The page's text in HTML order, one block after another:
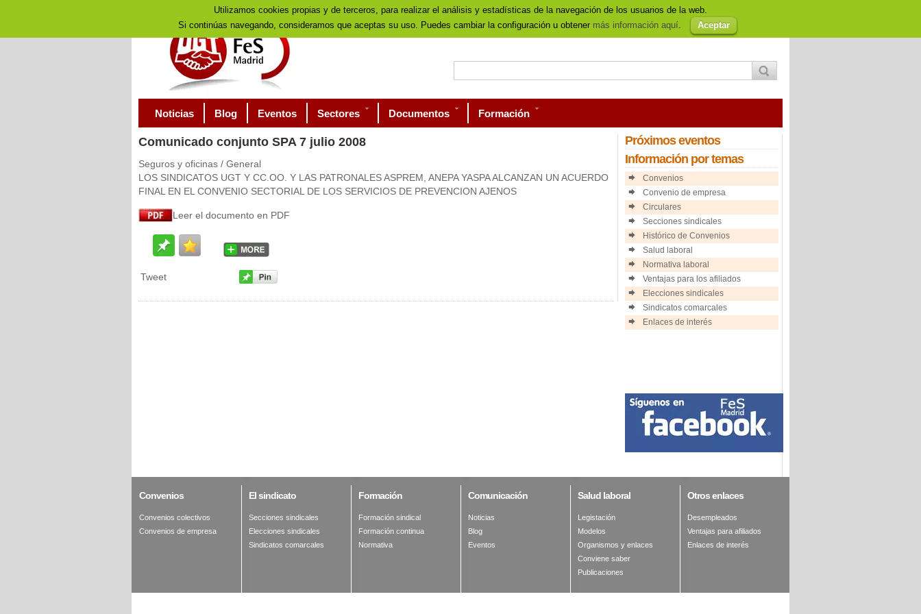
Quiénes somos Contacto Mapa Web Aviso Legal Política de cookies Afiliación
Noticias Blog Eventos Sectores Documentos Formación
Comunicado conjunto SPA 7 julio 2008
Seguros y oficinas / General
LOS SINDICATOS UGT Y CC.OO. Y LAS PATRONALES ASPREM, ANEPA YASPA ALCANZAN UN ACUERDO
FINAL EN EL CONVENIO SECTORIAL DE LOS SERVICIOS DE PREVENCION AJENOS
Leer el documento en PDF
Tweet
Próximoseventos
Información por temas
Convenios
Convenio de empresa
Circulares
Secciones sindicales
Histórico de Convenios
Salud laboral
Normativa laboral
Ventajas para los afiliados
Elecciones sindicales
Sindicatos comarcales
Enlaces de interés
Convenios
Convenios colectivos
Convenios de empresa
Elsindicato
Secciones sindicales
Elecciones sindicales
Sindicatos comarcales
Formación
Formación sindical
Formación continua
Normativa
Comunicación
Noticias
Blog
Eventos
Salud laboral
Legistación
Modelos
Organismos y enlaces
Conviene saber
Publicaciones
Otrosenlaces
Desempleados
Ventajas para afiliados
Enlaces de interés
Utilizamos cookies propias y de terceros, para realizar el análisis y estadísticas de la navegación de los usuarios de la web.
Si continúas navegando, consideramos que aceptas su uso. Puedes cambiar la configuración u obtener más información aquí. Aceptar